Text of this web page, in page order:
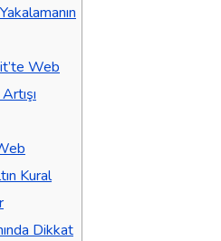
Web
Kural
Dikkat